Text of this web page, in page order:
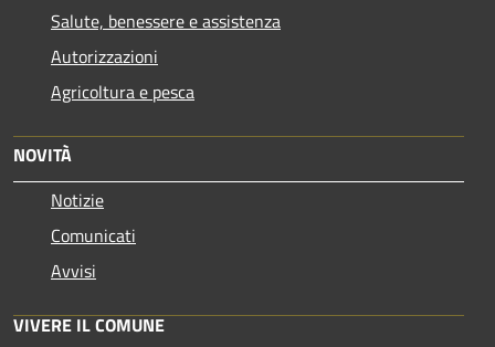
Salute, benessere e assistenza
Autorizzazioni
Agricoltura e pesca
NOVITÀ
Notizie
Comunicati
Avvisi
VIVERE IL COMUNE